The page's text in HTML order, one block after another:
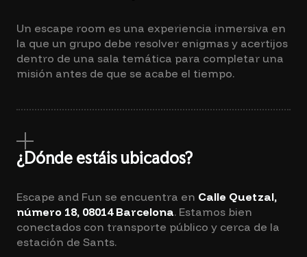
Un escape room es una experiencia inmersiva en
la que un grupo debe resolver enigmas y acertijos
dentro de una sala temática para completar una
misión antes de que se acabe el tiempo.
¿Dónde estáis ubicados?
Escape and Fun se encuentra en Calle Quetzal,
número 18, 08014 Barcelona. Estamos bien
conectados con transporte público y cerca de la
estación de Sants.